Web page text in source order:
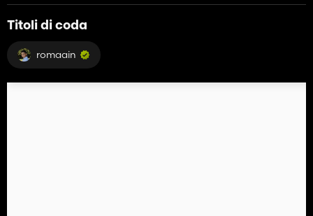
Titoli di coda
romaain